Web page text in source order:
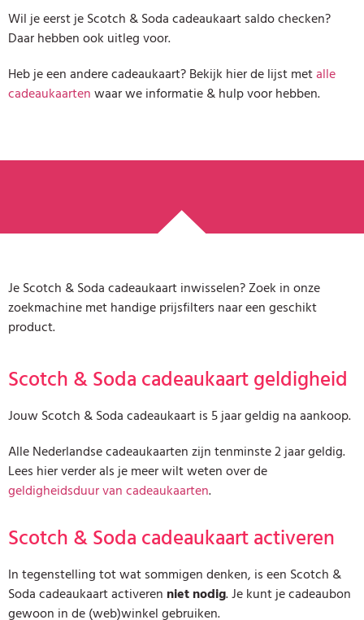
Wil je eerst je Scotch & Soda cadeaukaart saldo checken?
Daar hebben ook uitleg voor.
Heb je een andere cadeaukaart? Bekijk hier de lijst metalle
cadeaukaartenwaar we informatie & hulp voor hebben.
Je Scotch & Soda cadeaukaart inwisselen? Zoek in onze
zoekmachine met handige prijsfilters naar een geschikt
product.
Scotch & Soda cadeaukaart geldigheid
Jouw Scotch & Soda cadeaukaart is 5 jaar geldig na aankoop.
Alle Nederlandse cadeaukaarten zijn tenminste 2 jaar geldig.
Lees hier verder als je meer wilt weten over de
geldigheidsduur van cadeaukaarten.
Scotch & Soda cadeaukaart activeren
In tegenstelling tot wat sommigen denken, is een Scotch &
Soda cadeaukaart activeren niet nodig. Je kunt je cadeaubon
gewoon in de (web)winkel gebruiken.